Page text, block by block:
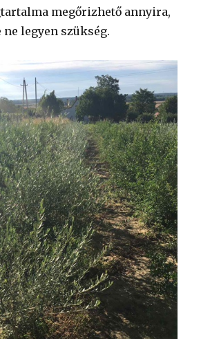
megőrizhető annyira,
legyen szükség.